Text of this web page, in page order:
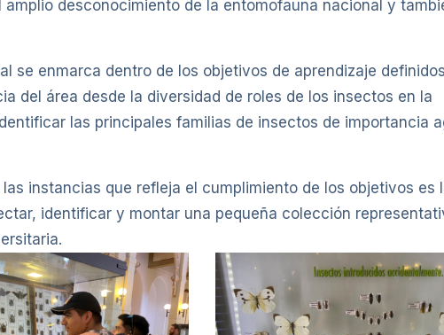
desconocimiento de la entomofauna nacional y
se enmarca dentro de los objetivos de aprendizaje
del área desde la diversidad de roles de los insectos en la
las principales familias de insectos de importancia
instancias que refleja el cumplimiento de los objetivos es
identificar y montar una pequeña colección